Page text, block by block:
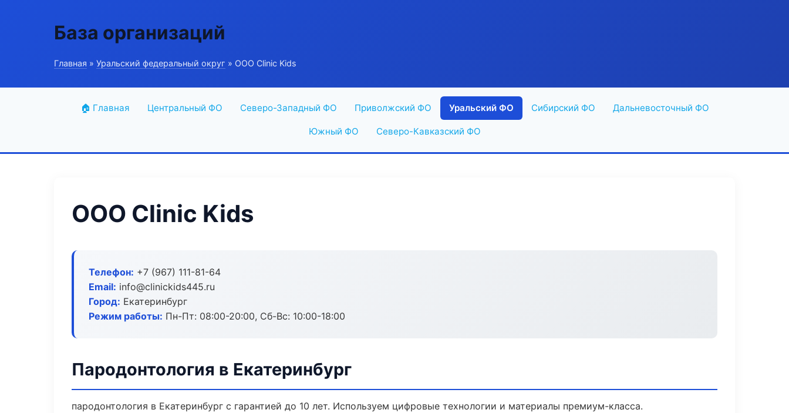
База организаций
Главная » Уральский федеральный округ » ООО Clinic Kids
🏠 Главная Центральный ФО Северо-Западный ФО Приволжский ФО Уральский ФО Сибирский ФО Дальневосточный ФО
Южный ФО Северо-Кавказский ФО
ООО Clinic Kids
Телефон: +7 (967) 111-81-64
Email: info@clinickids445.ru
Город: Екатеринбург
Режим работы: Пн-Пт: 08:00-20:00, Сб-Вс: 10:00-18:00
Пародонтология в Екатеринбург
пародонтология в Екатеринбург с гарантией до 10 лет. Используем цифровые технологии и материалы премиум-класса.